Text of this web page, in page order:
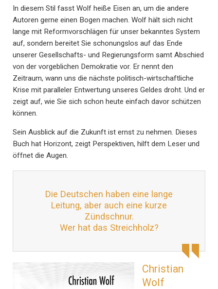
In diesem Stil fasst Wolf heiße Eisen an, um die andere
Autoren gerne einen Bogen machen. Wolf hält sich nicht
lange mit Reformvorschlägen für unser bekanntes System
auf, sondern bereitet Sie schonungslos auf das Ende
unserer Gesellschafts- und Regierungsform samt Abschied
von der vorgeblichen Demokratie vor. Er nennt den
Zeitraum, wann uns die nächste politisch-wirtschaftliche
Krise mit paralleler Entwertung unseres Geldes droht. Und er
zeigt auf, wie Sie sich schon heute einfach davor schützen
können.
Sein Ausblick auf die Zukunft ist ernst zu nehmen. Dieses
Buch hat Horizont, zeigt Perspektiven, hilft dem Leser und
öffnet die Augen.
Die Deutschen haben eine lange
Leitung, aber auch eine kurze
Zündschnur.
Wer hat das Streichholz?
Christian
Wolf